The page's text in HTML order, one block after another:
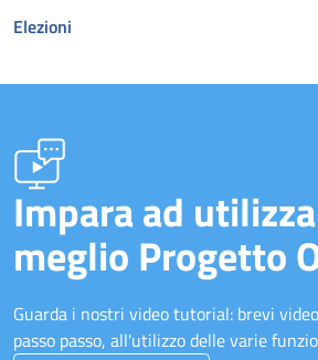
Elezioni
Impara ad
meglio Progetto
Guarda i nostri video tutorial: brevi
passo passo, all'utilizzo delle varie